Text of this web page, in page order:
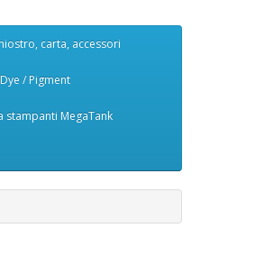
carta, accessori
/ Pigment
stampanti MegaTank